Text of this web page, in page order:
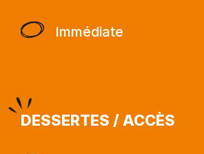
Immédiate
DESSERTES / ACCÈS